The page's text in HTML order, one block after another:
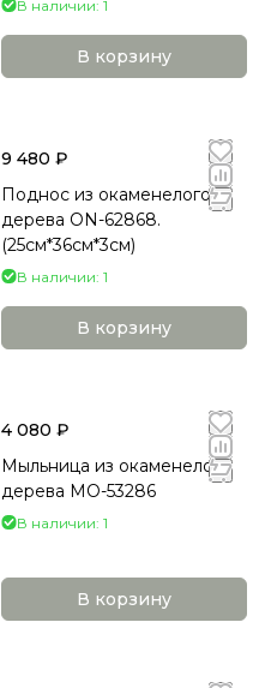
В наличии: 1
В корзину
9 480 ₽
Поднос из окаменелого
дерева ON-62868.
(25см*36см*3см)
В наличии: 1
В корзину
4 080 ₽
Мыльница из окаменелого
дерева MO-53286
В наличии: 1
В корзину